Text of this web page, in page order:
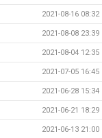
2021-08-16 08:32
2021-08-08 23:39
2021-08-04 12:35
2021-07-05 16:45
2021-06-28 15:34
2021-06-21 18:29
2021-06-13 21:00